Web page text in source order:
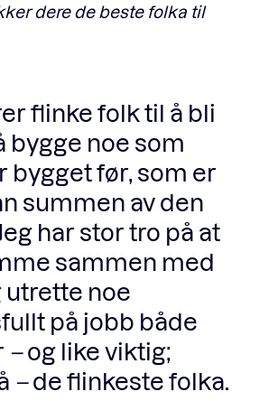
dere de beste folka til
flinke folk til å bli
bygge noe som
bygget før, som er
summen av den
har stor tro på at
sammen med
utrette noe
på jobb både
–og like viktig;
–de flinkeste folka.